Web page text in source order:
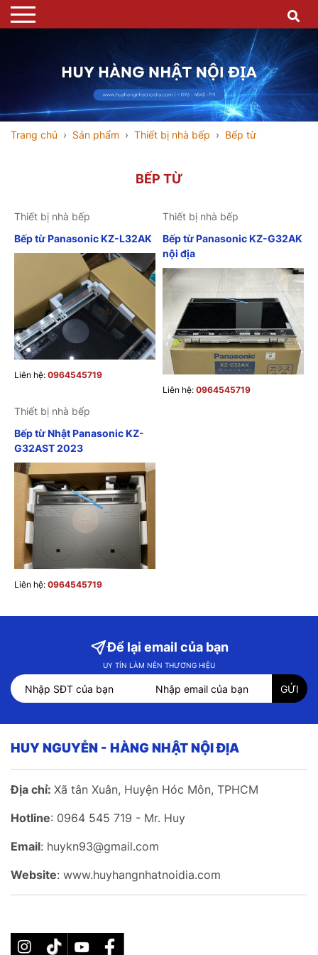
Trang chủ Sản phẩm Thiết bị nhà bếp Bếp từ
BẾP TỪ
Thiết bị nhà bếp
Bếp từ Panasonic KZ-L32AK
Liên hệ: 0964545719
Thiết bị nhà bếp
Bếp từ Panasonic KZ-G32AK
nội địa
Liên hệ: 0964545719
Thiết bị nhà bếp
Bếp từ Nhật Panasonic KZ-
G32AST 2023
Liên hệ: 0964545719
Để lại email của bạn
UY TÍN LÀM NÊN THƯƠNG HIỆU
HUY NGUYỄN - HÀNG NHẬT NỘI ĐỊA
Địa chỉ: Xã tân Xuân, Huyện Hóc Môn, TPHCM
Hotline: 0964 545 719 - Mr. Huy
Email: huykn93@gmail.com
Website: www.huyhangnhatnoidia.com